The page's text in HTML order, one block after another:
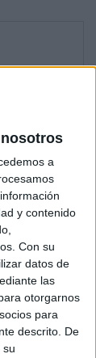
a
y contenido
Con su
datos de
las
otorgarnos
para
descrito. De
su
o FP?